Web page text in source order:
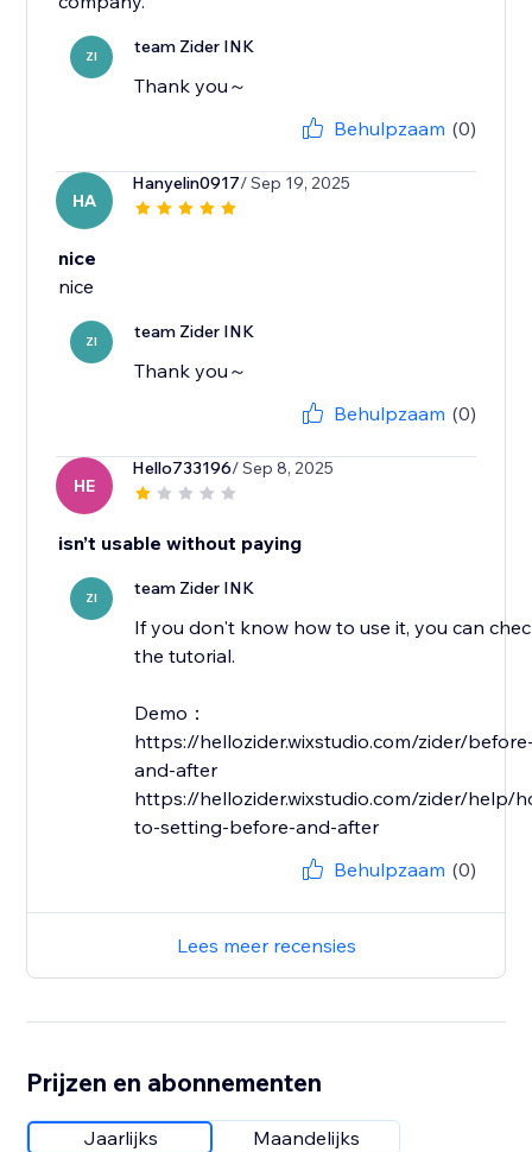
ZI team Zider INK
Thank you～
Behulpzaam (0)
HA
Hanyelin0917/ Sep 19, 2025
nice
nice
ZI team Zider INK
Thank you～
Behulpzaam (0)
HE
Hello733196/ Sep 8, 2025
isn’t usable without paying
ZI team Zider INK
If you don't know how to use it, you can
the tutorial.
Demo：
https://hellozider.wixstudio.com/zider/
and-after
https://hellozider.wixstudio.com/zider/help/
to-setting-before-and-after
Behulpzaam (0)
Lees meer recensies
Prijzen en abonnementen
Jaarlijks Maandelijks